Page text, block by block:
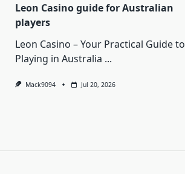
Leon Casino guide for Australian
players
Leon Casino – Your Practical Guide to
Playing in Australia ...
Mack9094 Jul 20, 2026